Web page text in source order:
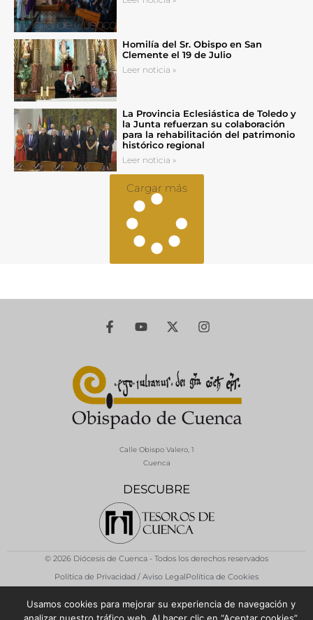
Homilía del Sr. Obispo en San
Clemente el 19 de Julio
Leer noticia »
La Provincia Eclesiástica de Toledo y
la Junta refuerzan su colaboración
para la rehabilitación del patrimonio
histórico regional
Leer noticia »
Cargar más
DESCUBRE
Calle Obispo Valero, 1
Cuenca
© 2026 Diócesis de Cuenca - Todos los derechos reservados
Política de Privacidad / Aviso LegalPolítica de Cookies
Usamos cookies para mejorar su experiencia de navegación y